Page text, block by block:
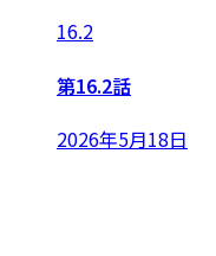
16.2
第16.2話
2026年5月18日